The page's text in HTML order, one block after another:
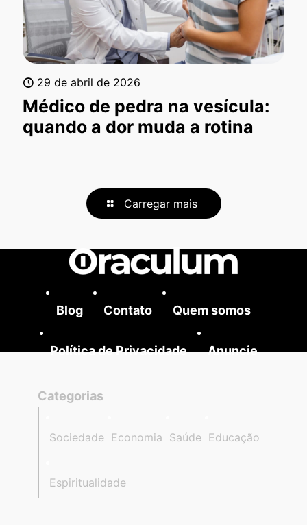
29 de abril de 2026
Médico de pedra na vesícula:
quando a dor muda a rotina
Carregar mais
Blog Contato Quem somos
Política de Privacidade Anuncie
Categorias
Sociedade Economia Saúde Educação
Espiritualidade